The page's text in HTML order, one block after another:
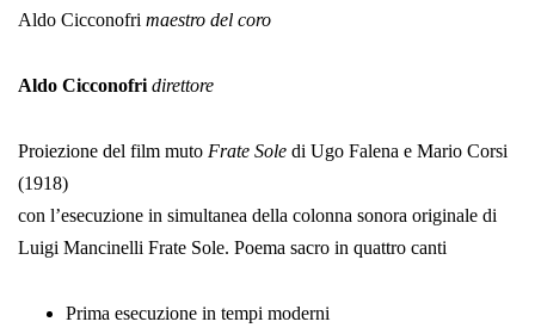
Aldo Cicconofri maestro del coro
Aldo Cicconofri direttore
Proiezione del film muto Frate Sole di Ugo Falena e Mario Corsi
(1918)
con l’esecuzione in simultanea della colonna sonora originale di
Luigi Mancinelli Frate Sole. Poema sacro in quattro canti
Prima esecuzione in tempi moderni